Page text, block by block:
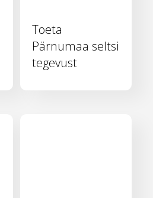
Toeta
Pärnumaa seltsi
tegevust